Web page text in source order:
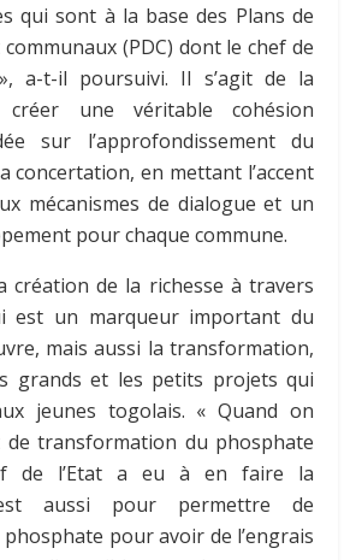
qui sont à la base des Plans de
(PDC) dont le chef de
a-t-il poursuivi. Il s’agit de la
une véritable cohésion
sur l’approfondissement du
concertation, en mettant l’accent
mécanismes de dialogue et un
pour chaque commune.
création de la richesse à travers
est un marqueur important du
mais aussi la transformation,
grands et les petits projets qui
jeunes togolais. « Quand on
transformation du phosphate
de l’Etat a eu à en faire la
aussi pour permettre de
pour avoir de l’engrais